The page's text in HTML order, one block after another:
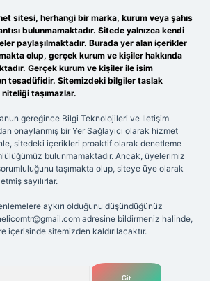
sitesi, herhangi bir marka, kurum veya şahıs
bulunmamaktadır. Sitede yalnızca kendi
paylaşılmaktadır. Burada yer alan içerikler
olup, gerçek kurum ve kişiler hakkında
Gerçek kurum ve kişiler ile isim
tesadüfidir. Sitemizdeki bilgiler taslak
taşımazlar.
gereğince Bilgi Teknolojileri ve İletişim
onaylanmış bir Yer Sağlayıcı olarak hizmet
sitedeki içerikleri proaktif olarak denetleme
bulunmamaktadır. Ancak, üyelerimiz
taşımakta olup, siteye üye olarak
sayılırlar.
aykırı olduğunu düşündüğünüz
adresine bildirmeniz halinde,
içerisinde sitemizden kaldırılacaktır.